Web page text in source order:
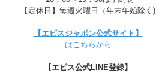
【定休日】毎週火曜日（年末年始除く)
【エピスジャポン公式サイト】
はこちらから
【エピス公式LINE登録】